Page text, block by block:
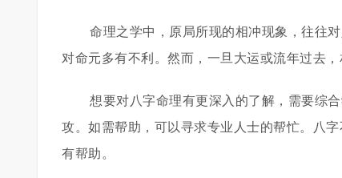
命理之学中，原局所现的相冲现象，往往
对命元多有不利。然而，一旦大运或流年过去
想要对八字命理有更深入的了解，需要综
攻。如需帮助，可以寻求专业人士的帮忙。八
有帮助。